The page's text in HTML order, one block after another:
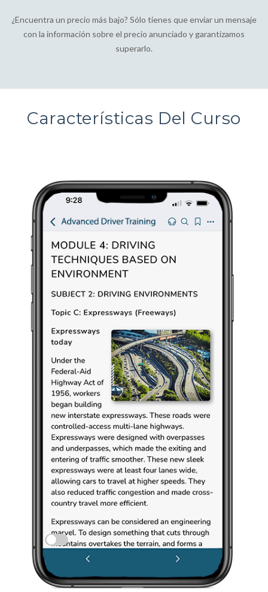
¿Encuentra un precio más bajo? Sólo tienes que enviar un mensaje
con la información sobre el precio anunciado y garantizamos
superarlo.
Características Del Curso